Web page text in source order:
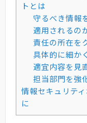
トとは
守るべき情報
適用されるの
責任の所在を
具体的に細か
適宜内容を見
担当部門を強
情報セキュリテ
に